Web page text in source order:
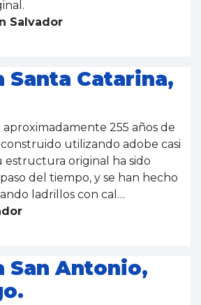
Salvador
Santa Catarina,
255 años de
utilizando adobe casi
estructura original ha sido
del tiempo, y se han hecho
ladrillos con cal…
San Antonio,